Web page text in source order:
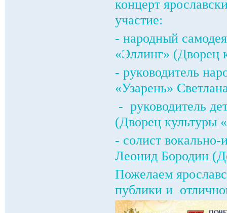
концерт
участие:
- народный
«Эллинг» (Дворец
- руководитель
«Узарень»
- руководитель
(Дворец культуры
- солист
Леонид Бородин
Пожелаем
публики и